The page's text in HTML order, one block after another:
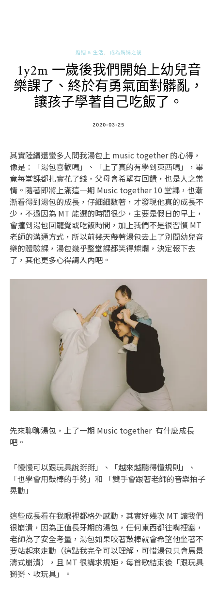
婚姻 & 生活 成為媽媽之後
1y2m 一歲後我們開始上幼兒音
樂課了、終於有勇氣面對髒亂，
讓孩子學著自己吃飯了。
POSTED
2020-03-25
其實陸續還蠻多人問我湯包上 music together 的心得，
像是：「湯包喜歡嗎」、「上了真的有學到東西嗎」，畢
竟每堂課都扎實花了錢，父母會希望有回饋，也是人之常
情。隨著即將上滿這一期 Music together 10 堂課，也漸
漸看得到湯包的成長，仔細細數著，才發現他真的成長不
少，不過因為 MT 能選的時間很少，主要是假日的早上，
會撞到湯包回籠覺或吃飯時間，加上我們不是很習慣 MT
老師的溝通方式，所以前幾天帶著湯包去上了別間幼兒音
樂的體驗課，湯包幾乎整堂課都笑得燦爛，決定報下去
了，其他更多心得請入內吧。
先來聊聊湯包，上了一期 Music together 有什麼成長
吧。
「慢慢可以跟玩具說掰掰」、「越來越聽得懂規則」、
「也學會用鼓棒的手勢」和 「雙手會跟著老師的音樂拍子
晃動」
這些成長看在我眼裡都格外感動，其實好幾次 MT 讓我們
很崩潰，因為正值長牙期的湯包，任何東西都往嘴裡塞，
老師為了安全考量，湯包如果咬著鼓棒就會希望他坐著不
要站起來走動（這點我完全可以理解，可惜湯包只會馬景
濤式崩潰），且 MT 很講求規矩，每首歌結束後「跟玩具
掰掰、收玩具」。